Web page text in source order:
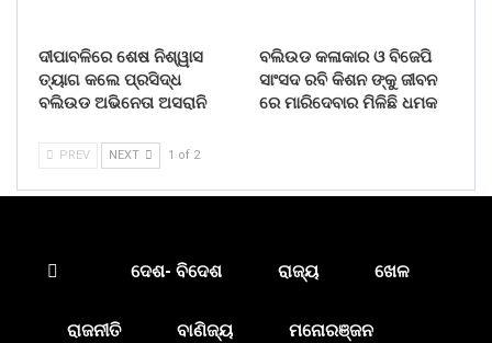
ଦୀପାବଳିରେ ଶେଷ ନିଶ୍ୱାସ
ତ୍ୟାଗ କଲେ ପ୍ରସିଦ୍ଧ
ବଲିଉଡ ଅଭିନେତା ଅସରାନି
ବଲିଉଡ କଳାକାର ଓ ବିଜେପି
ସାଂସଦ ରବି କିଶନ ଙ୍କୁ ଜୀବନ
ରେ ମାରିଦେବାର ମିଳିଛି ଧମକ
PREV NEXT 1 of 2
ଦେଶ- ବିଦେଶ ରାଜ୍ୟ ଖେଳ
ରାଜନୀତି ବାଣିଜ୍ୟ ମନୋରଞ୍ଜନ